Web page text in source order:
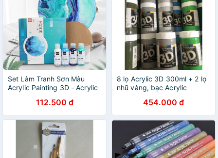
Set Làm Tranh Sơn Màu
Acrylic Painting 3D - Acrylic
112.500 đ
8 lọ Acrylic 3D 300ml + 2 lọ
nhũ vàng, bạc Acrylic
454.000 đ